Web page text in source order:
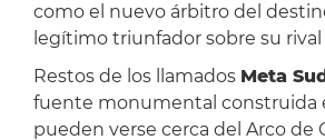
como el nuevo árbitro del
legítimo triunfador sobre su rival
Restos de los llamados Meta
fuente monumental construida
pueden verse cerca del Arco de